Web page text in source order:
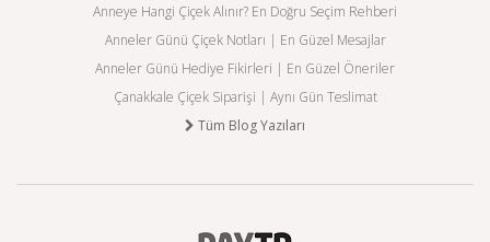
Anneye Hangi Çiçek Alınır? En Doğru Seçim Rehberi
Anneler Günü Çiçek Notları | En Güzel Mesajlar
Anneler Günü Hediye Fikirleri | En Güzel Öneriler
Çanakkale Çiçek Siparişi | Aynı Gün Teslimat
Tüm Blog Yazıları